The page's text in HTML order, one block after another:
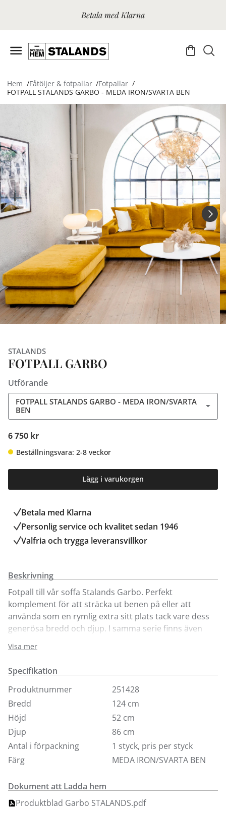
Betala med Klarna
Hem Fåtöljer & fotpallar
Fotpallar
FOTPALL STALANDS GARBO - MEDA IRON/SVARTA BEN
STALANDS
FOTPALL GARBO
Utförande
FOTPALL STALANDS GARBO - MEDA IRON/SVARTA
BEN
6 750 kr
Beställningsvara: 2-8 veckor
Lägg i varukorgen
Betala med Klarna
Personlig service och kvalitet sedan 1946
Valfria och trygga leveransvillkor
Beskrivning
Fotpall till vår soffa Stalands Garbo. Perfekt
komplement för att sträcka ut benen på eller att
använda som en rymlig extra sitt plats tack vare dess
generösa bredd och djup. I samma serie finns även
tyger med svarta ben för enkelt köp online. För fler
benalternativ och tyger besök någon av våra butiker.
Visa mer
Specifikation
Produktnummer
251428
Bredd
124 cm
Höjd
52 cm
Djup
86 cm
Antal i förpackning
1 styck, pris per styck
Färg
MEDA IRON/SVARTA BEN
Dokument att Ladda hem
Produktblad Garbo STALANDS.pdf